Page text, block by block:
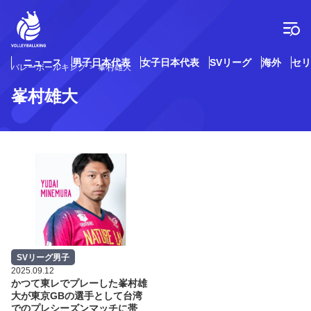
テ
ツ
プ
ニュース 男子日本代表 女子日本代表 SVリーグ 海外 セ
バレーボールキング 峯村雄大
峯村雄大
SVリーグ男子
2025.09.12
かつて東レでプレーした峯村雄
大が東京GBの選手として台湾
でのプレシーズンマッチに帯